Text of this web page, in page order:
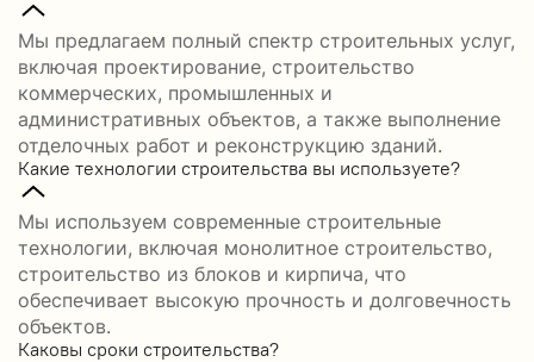
Мы предлагаем полный спектр строительных услуг,
включая проектирование, строительство
коммерческих, промышленных и
административных объектов, а также выполнение
отделочных работ и реконструкцию зданий.
Какие технологии строительства вы используете?
Мы используем современные строительные
технологии, включая монолитное строительство,
строительство из блоков и кирпича, что
обеспечивает высокую прочность и долговечность
объектов.
Каковы сроки строительства?